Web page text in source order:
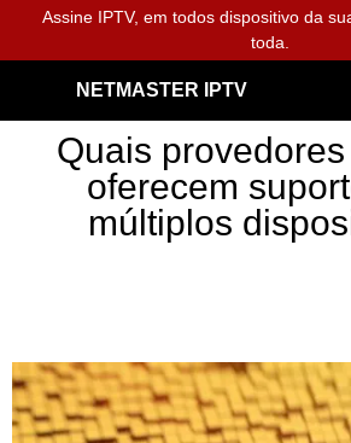
Assine IPTV, em todos dispositivo da
toda.
NETMASTER IPTV
Quais
oferecem
múltiplos